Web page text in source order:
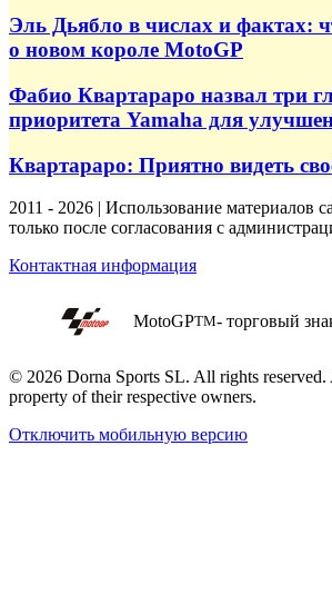
Эль Дьябло в числах и фактах:
о новом короле MotoGP
Фабио Квартараро назвал три
приоритета Yamaha для
Квартараро: Приятно видеть
2011 - 2026 | Использование материалов
только после согласования с
Контактная информация
MotoGPTM- торговый
© 2026 Dorna Sports SL. All rights reserved.
property of their respective owners.
Отключить мобильную версию